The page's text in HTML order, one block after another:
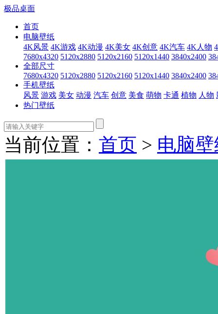
极品桌面
首页
电脑壁纸
4K风景 4K游戏 4K动漫 4K美女 4K创意 4K汽车 4K人物
7680x4320 5120x2880 5120x2160 5120x1440 3840x2400
全部尺寸
7680x4320 5120x2880 5120x2160 5120x1440 3840x2400
手机壁纸
风景 游戏 美女 动漫 汽车 创意 美食 萌物 卡通 植物 人物
热门壁纸
当前位置： 首页 > 电脑